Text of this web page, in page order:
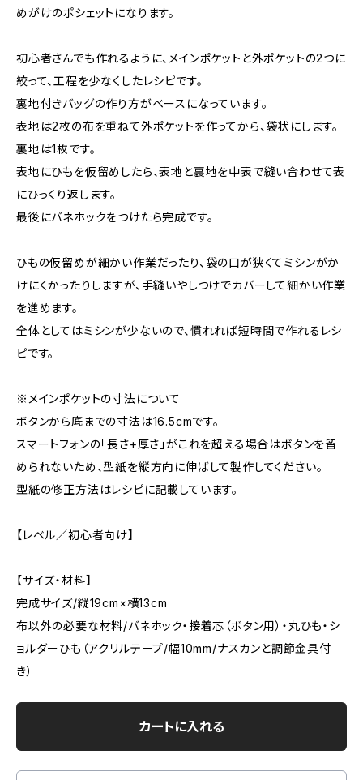
めがけのポシェットになります。
初心者さんでも作れるように、メインポケットと外ポケットの2つに
絞って、工程を少なくしたレシピです。
裏地付きバッグの作り方がベースになっています。
表地は2枚の布を重ねて外ポケットを作ってから、袋状にします。
裏地は1枚です。
表地にひもを仮留めしたら、表地と裏地を中表で縫い合わせて表
にひっくり返します。
最後にバネホックをつけたら完成です。
ひもの仮留めが細かい作業だったり、袋の口が狭くてミシンがか
けにくかったりしますが、手縫いやしつけでカバーして細かい作業
を進めます。
全体としてはミシンが少ないので、慣れれば短時間で作れるレシ
ピです。
※メインポケットの寸法について
ボタンから底までの寸法は16.5cmです。
スマートフォンの「長さ+厚さ」がこれを超える場合はボタンを留
められないため、型紙を縦方向に伸ばして製作してください。
型紙の修正方法はレシピに記載しています。
【レベル／初心者向け】
【サイズ・材料】
完成サイズ/縦19cm×横13cm
布以外の必要な材料/バネホック・接着芯（ボタン用）・丸ひも・シ
ョルダーひも（アクリルテープ/幅10mm/ナスカンと調節金具付
き）
カートに入れる